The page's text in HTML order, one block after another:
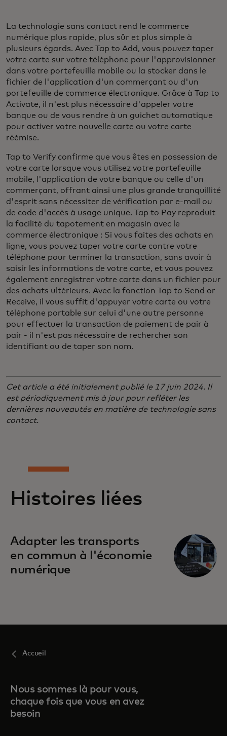
La technologie sans contact rend le commerce
numérique plus rapide, plus sûr et plus simple à
plusieurs égards. Avec Tap to Add, vous pouvez taper
votre carte sur votre téléphone pour l'approvisionner
dans votre portefeuille mobile ou la stocker dans le
fichier de l'application d'un commerçant ou d'un
portefeuille de commerce électronique. Grâce à Tap to
Activate, il n'est plus nécessaire d'appeler votre
banque ou de vous rendre à un guichet automatique
pour activer votre nouvelle carte ou votre carte
réémise.
Tap to Verify confirme que vous êtes en possession de
votre carte lorsque vous utilisez votre portefeuille
mobile, l'application de votre banque ou celle d'un
commerçant, offrant ainsi une plus grande tranquillité
d'esprit sans nécessiter de vérification par e-mail ou
de code d'accès à usage unique. Tap to Pay reproduit
la facilité du tapotement en magasin avec le
commerce électronique : Si vous faites des achats en
ligne, vous pouvez taper votre carte contre votre
téléphone pour terminer la transaction, sans avoir à
saisir les informations de votre carte, et vous pouvez
également enregistrer votre carte dans un fichier pour
des achats ultérieurs. Avec la fonction Tap to Send or
Receive, il vous suffit d'appuyer votre carte ou votre
téléphone portable sur celui d'une autre personne
pour effectuer la transaction de paiement de pair à
pair - il n'est pas nécessaire de rechercher son
identifiant ou de taper son nom.
Cet article a été initialement publié le 17 juin 2024. Il
est périodiquement mis à jour pour refléter les
dernières nouveautés en matière de technologie sans
contact.
Histoires liées
Adapter les transports
en commun à l'économie
numérique
Accueil
Nous sommes là pour vous,
chaque fois que vous en avez
besoin